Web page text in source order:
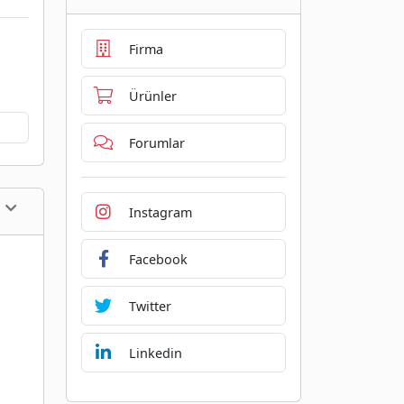
Firma
Ürünler
Forumlar
Instagram
Facebook
Twitter
Linkedin